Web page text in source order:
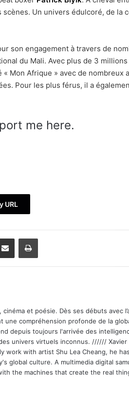
Un univers édulcoré, de la
son engagement à travers de
du Mali. Avec plus de 3
Mon Afrique » avec de nombreux
Pour les plus férus, il a
me here.
URL
et poésie. Dès ses débuts avec
compréhension profonde de la
toujours l'arrivée des
univers virtuels inconnus. //////
work with artist Shu Lea Cheang, he
global culture. A multimedia digital
the machines that create the real